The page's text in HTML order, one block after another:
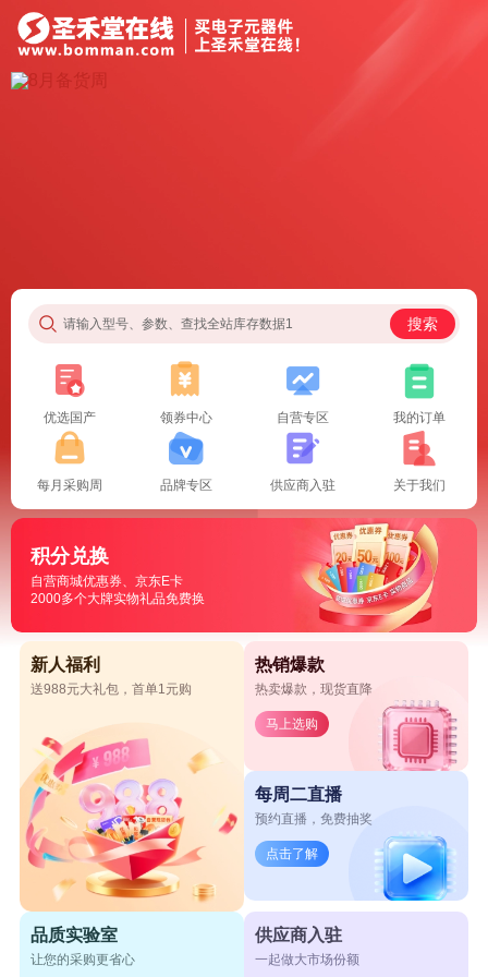
请输入型号、参数、查找全站库存数据1 搜索
优选国产 领券中心 自营专区 我的订单
每月采购周 品牌专区 供应商入驻 关于我们
积分兑换
自营商城优惠券、京东E卡
2000多个大牌实物礼品免费换
新人福利
送988元大礼包，首单1元购
热销爆款
热卖爆款，现货直降
马上选购
每周二直播
预约直播，免费抽奖
点击了解
品质实验室
让您的采购更省心
供应商入驻
一起做大市场份额